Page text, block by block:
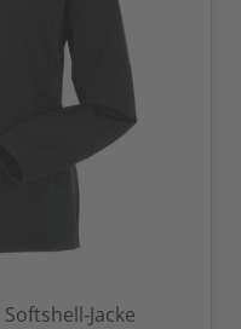
Jacke